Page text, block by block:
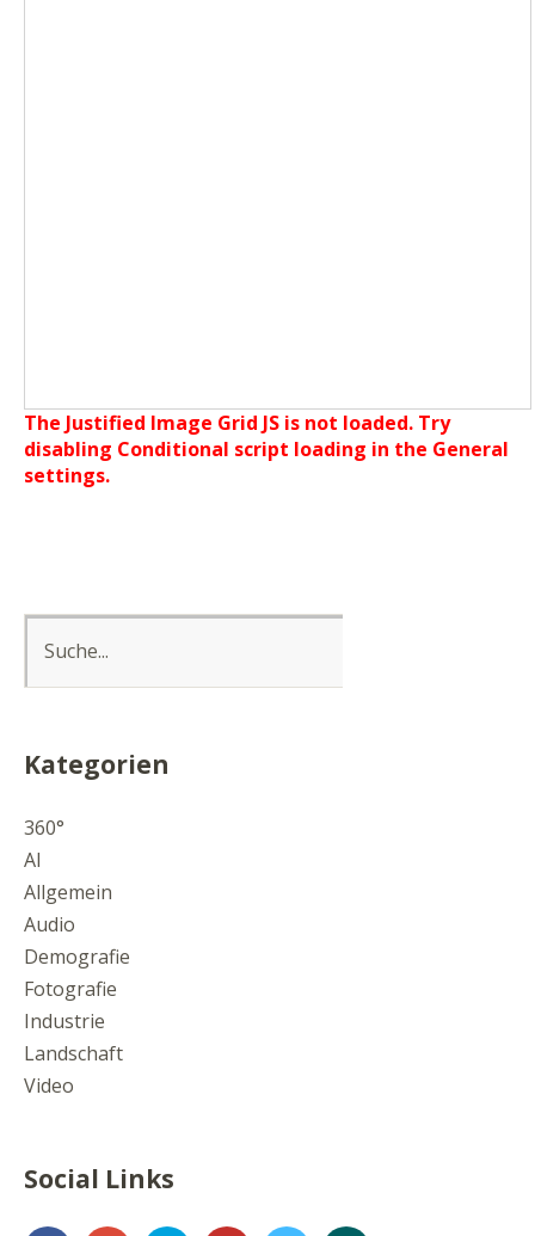
The Justified Image Grid JS is not loaded. Try
disabling Conditional script loading in the General
settings.
Kategorien
360°
AI
Allgemein
Audio
Demografie
Fotografie
Industrie
Landschaft
Video
Social Links